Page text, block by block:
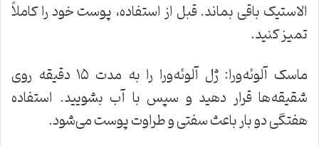
الاستیک باقی بماند. قبل از استفاده، پوست خود را کاملاً
تمیز کنید.
ماسک آلوئه‌ورا: ژل آلوئه‌ورا را به مدت ۱۵ دقیقه روی
شقیقه‌ها قرار دهید و سپس با آب بشویید. استفاده
هفتگی دو بار باعث سفتی و طراوت پوست می‌شود.